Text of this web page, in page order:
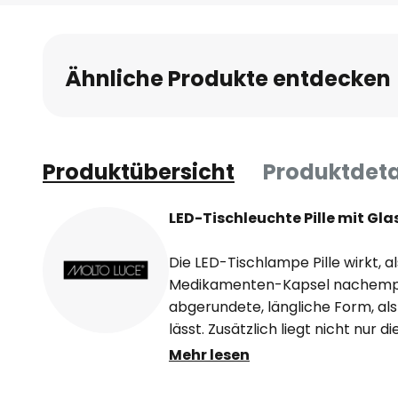
Bildgalerie
springen
Ähnliche Produkte entdecken
Produktübersicht
LED-Tischleuchte Pille mit
Die LED-Tischlampe Pille wirkt,
Medikamenten-Kapsel
abgerundete, längliche Form,
lässt. Zusätzlich liegt nicht nur
auch das Rauchglas, was die
Mehr lesen